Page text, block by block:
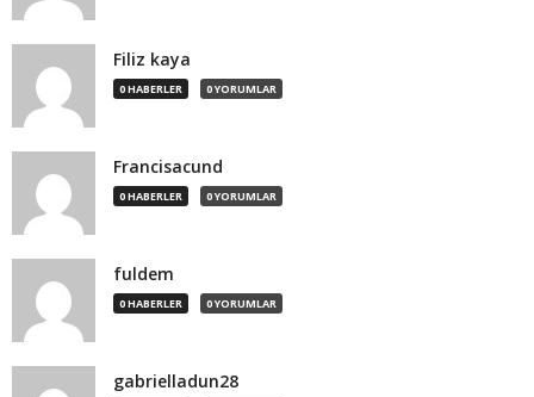
Filiz kaya
0 HABERLER 0 YORUMLAR
Francisacund
0 HABERLER 0 YORUMLAR
fuldem
0 HABERLER 0 YORUMLAR
gabrielladun28